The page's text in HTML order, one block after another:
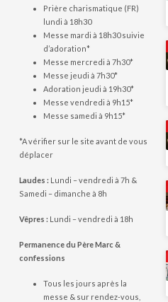
Prière charismatique (FR)
lundi à 18h30
Messe mardi à 18h30 suivie
d’adoration*
Messe mercredi à 7h30*
Messe jeudi à 7h30*
Adoration jeudi à 19h30*
Messe vendredi à 9h15*
Messe samedi à 9h15*
*A vérifier sur le site avant de vous
déplacer
Laudes : Lundi – vendredi à 7h &
Samedi – dimanche à 8h
Vêpres : Lundi – vendredi à 18h
Permanence du Père Marc &
confessions
Tous les jours après la
messe & sur rendez-vous,